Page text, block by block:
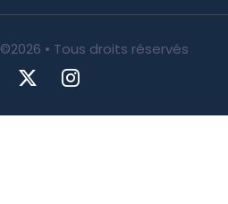
©2026 • Tous droits réservés